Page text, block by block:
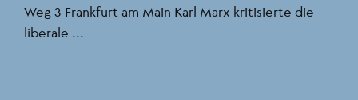
Weg 3 Frankfurt am Main Karl Marx kritisierte die
liberale ...